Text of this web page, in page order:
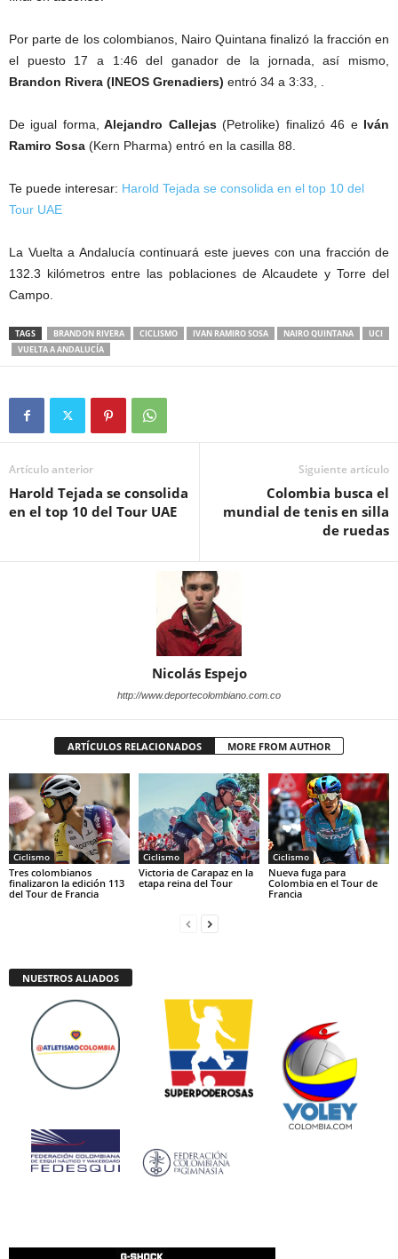
Por parte de los colombianos, Nairo Quintana finalizó la fracción en
el puesto 17 a 1:46 del ganador de la jornada, así mismo,
Brandon Rivera (INEOS Grenadiers) entró 34 a 3:33, .
De igual forma, Alejandro Callejas(Petrolike) finalizó 46 e Iván
Ramiro Sosa (Kern Pharma) entró en la casilla 88.
Te puede interesar: Harold Tejada se consolida en el top 10 del
Tour UAE
La Vuelta a Andalucía continuará este jueves con una fracción de
132.3 kilómetros entre las poblaciones de Alcaudete y Torre del
Campo.
TAGS BRANDON RIVERA CICLISMO IVAN RAMIRO SOSA NAIRO QUINTANA
UCI
VUELTA A ANDALUCÍA
Artículo anterior
Harold Tejada se consolida
en el top 10 del Tour UAE
Siguiente artículo
Colombia busca el
mundial de tenis en silla
de ruedas
Nicolás Espejo
http://www.deportecolombiano.com.co
ARTÍCULOS RELACIONADOS MORE FROM AUTHOR
Ciclismo
Tres colombianos
finalizaron la edición 113
del Tour de Francia
Ciclismo
Victoria de Carapaz en la
etapa reina del Tour
Ciclismo
Nueva fuga para
Colombia en el Tour de
Francia
NUESTROS ALIADOS